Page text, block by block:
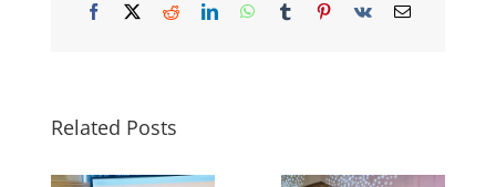
Facebook
X RedditLinkedInWhatsApp
TumblrPinterest
Vk Email
Related Posts